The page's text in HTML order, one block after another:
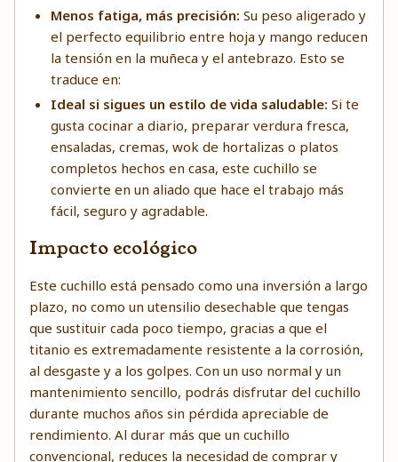
Menos fatiga, más precisión: Su peso aligerado y
el perfecto equilibrio entre hoja y mango reducen
la tensión en la muñeca y el antebrazo. Esto se
traduce en:
Ideal si sigues un estilo de vida saludable: Si te
gusta cocinar a diario, preparar verdura fresca,
ensaladas, cremas, wok de hortalizas o platos
completos hechos en casa, este cuchillo se
convierte en un aliado que hace el trabajo más
fácil, seguro y agradable.
Impacto ecológico
Este cuchillo está pensado como una inversión a largo
plazo, no como un utensilio desechable que tengas
que sustituir cada poco tiempo, gracias a que el
titanio es extremadamente resistente a la corrosión,
al desgaste y a los golpes. Con un uso normal y un
mantenimiento sencillo, podrás disfrutar del cuchillo
durante muchos años sin pérdida apreciable de
rendimiento. Al durar más que un cuchillo
convencional, reduces la necesidad de comprar y